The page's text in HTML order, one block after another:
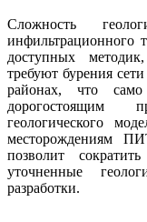
Сложность
инфильтрационного
доступных
требуют бурения
районах, что
дорогостоящим
геологического
месторождениям
позволит
уточненные
разработки.